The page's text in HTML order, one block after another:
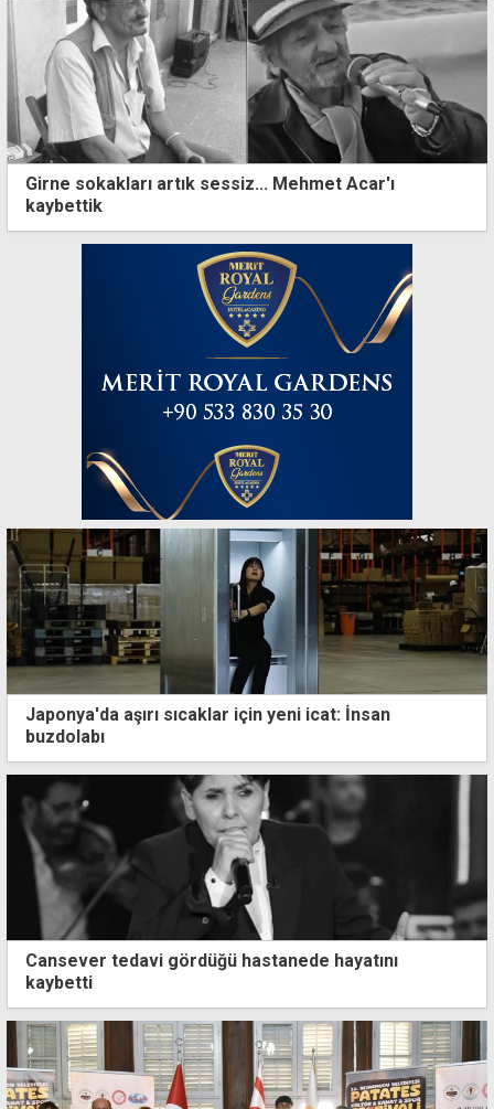
Girne sokakları artık sessiz... Mehmet Acar'ı
kaybettik
Japonya'da aşırı sıcaklar için yeni icat: İnsan
buzdolabı
Cansever tedavi gördüğü hastanede hayatını
kaybetti